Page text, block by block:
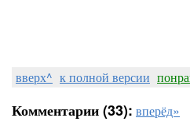
вверх^ к полной версии
Комментарии (33): вперёд»